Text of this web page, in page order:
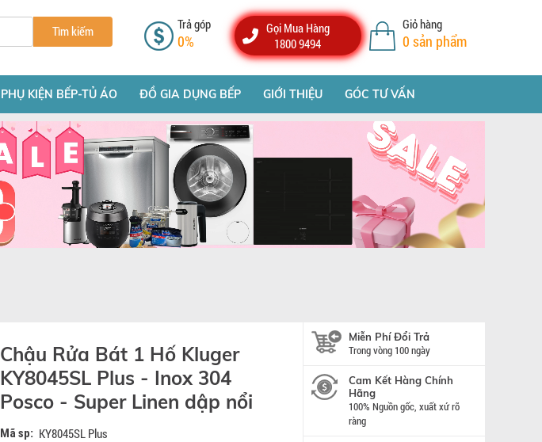
Tìm kiếm Trả góp
0%
Gọi Mua Hàng
1800 9494
Giỏ hàng
0 sản phẩm
PHỤ KIỆN BẾP-TỦ ÁO ĐỒ GIA DỤNG BẾP GIỚI THIỆU GÓC TƯ VẤN
Chậu Rửa Bát 1 Hố Kluger
KY8045SL Plus - Inox 304
Posco - Super Linen dập nổi
Mã sp: KY8045SL Plus
Miễn Phí Đổi Trả
Trong vòng 100 ngày
Cam Kết Hàng Chính
Hãng
100% Nguồn gốc, xuất xứ rõ
ràng